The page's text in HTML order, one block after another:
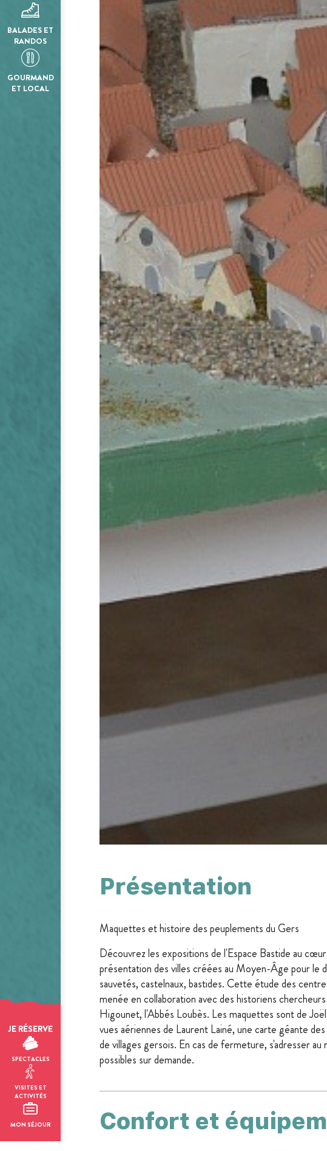
BALADES ET
RANDOS
GOURMAND
ET LOCAL
JE RÉSERVE
SPECTACLES
VISITES ET
ACTIVITÉS
MON SÉJOUR
Présentation
Maquettes et histoire des peuplements du Gers
Découvrez les expositions de l'Espace Bastide au
présentation des villes créées au Moyen-Âge pour le
sauvetés, castelnaux, bastides. Cette étude des
menée en collaboration avec des historiens
Higounet, l'Abbés Loubès. Les maquettes sont de
vues aériennes de Laurent Lainé, une carte géante
de villages gersois. En cas de fermeture, s'adresser
possibles sur demande.
Confort et